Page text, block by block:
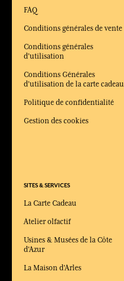
FAQ
Conditions générales de vente
Conditions générales
d'utilisation
Conditions Générales
d'utilisation de la carte cadeau
Politique de confidentialité
Gestion des cookies
SITES & SERVICES
La Carte Cadeau
Atelier olfactif
Usines & Musées de la Côte
d'Azur
La Maison d'Arles